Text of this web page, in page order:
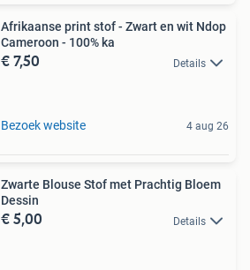
Afrikaanse print stof - Zwart en wit Ndop
Cameroon - 100% ka
€ 7,50 Details
Bezoek website 4 aug 26
Zwarte Blouse Stof met Prachtig Bloem
Dessin
€ 5,00 Details